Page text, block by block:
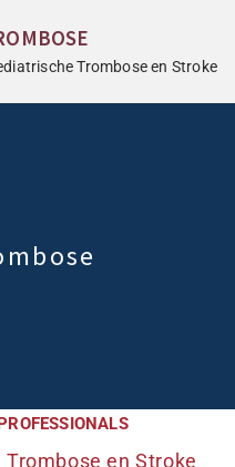
Trombose en Stroke
en Stroke